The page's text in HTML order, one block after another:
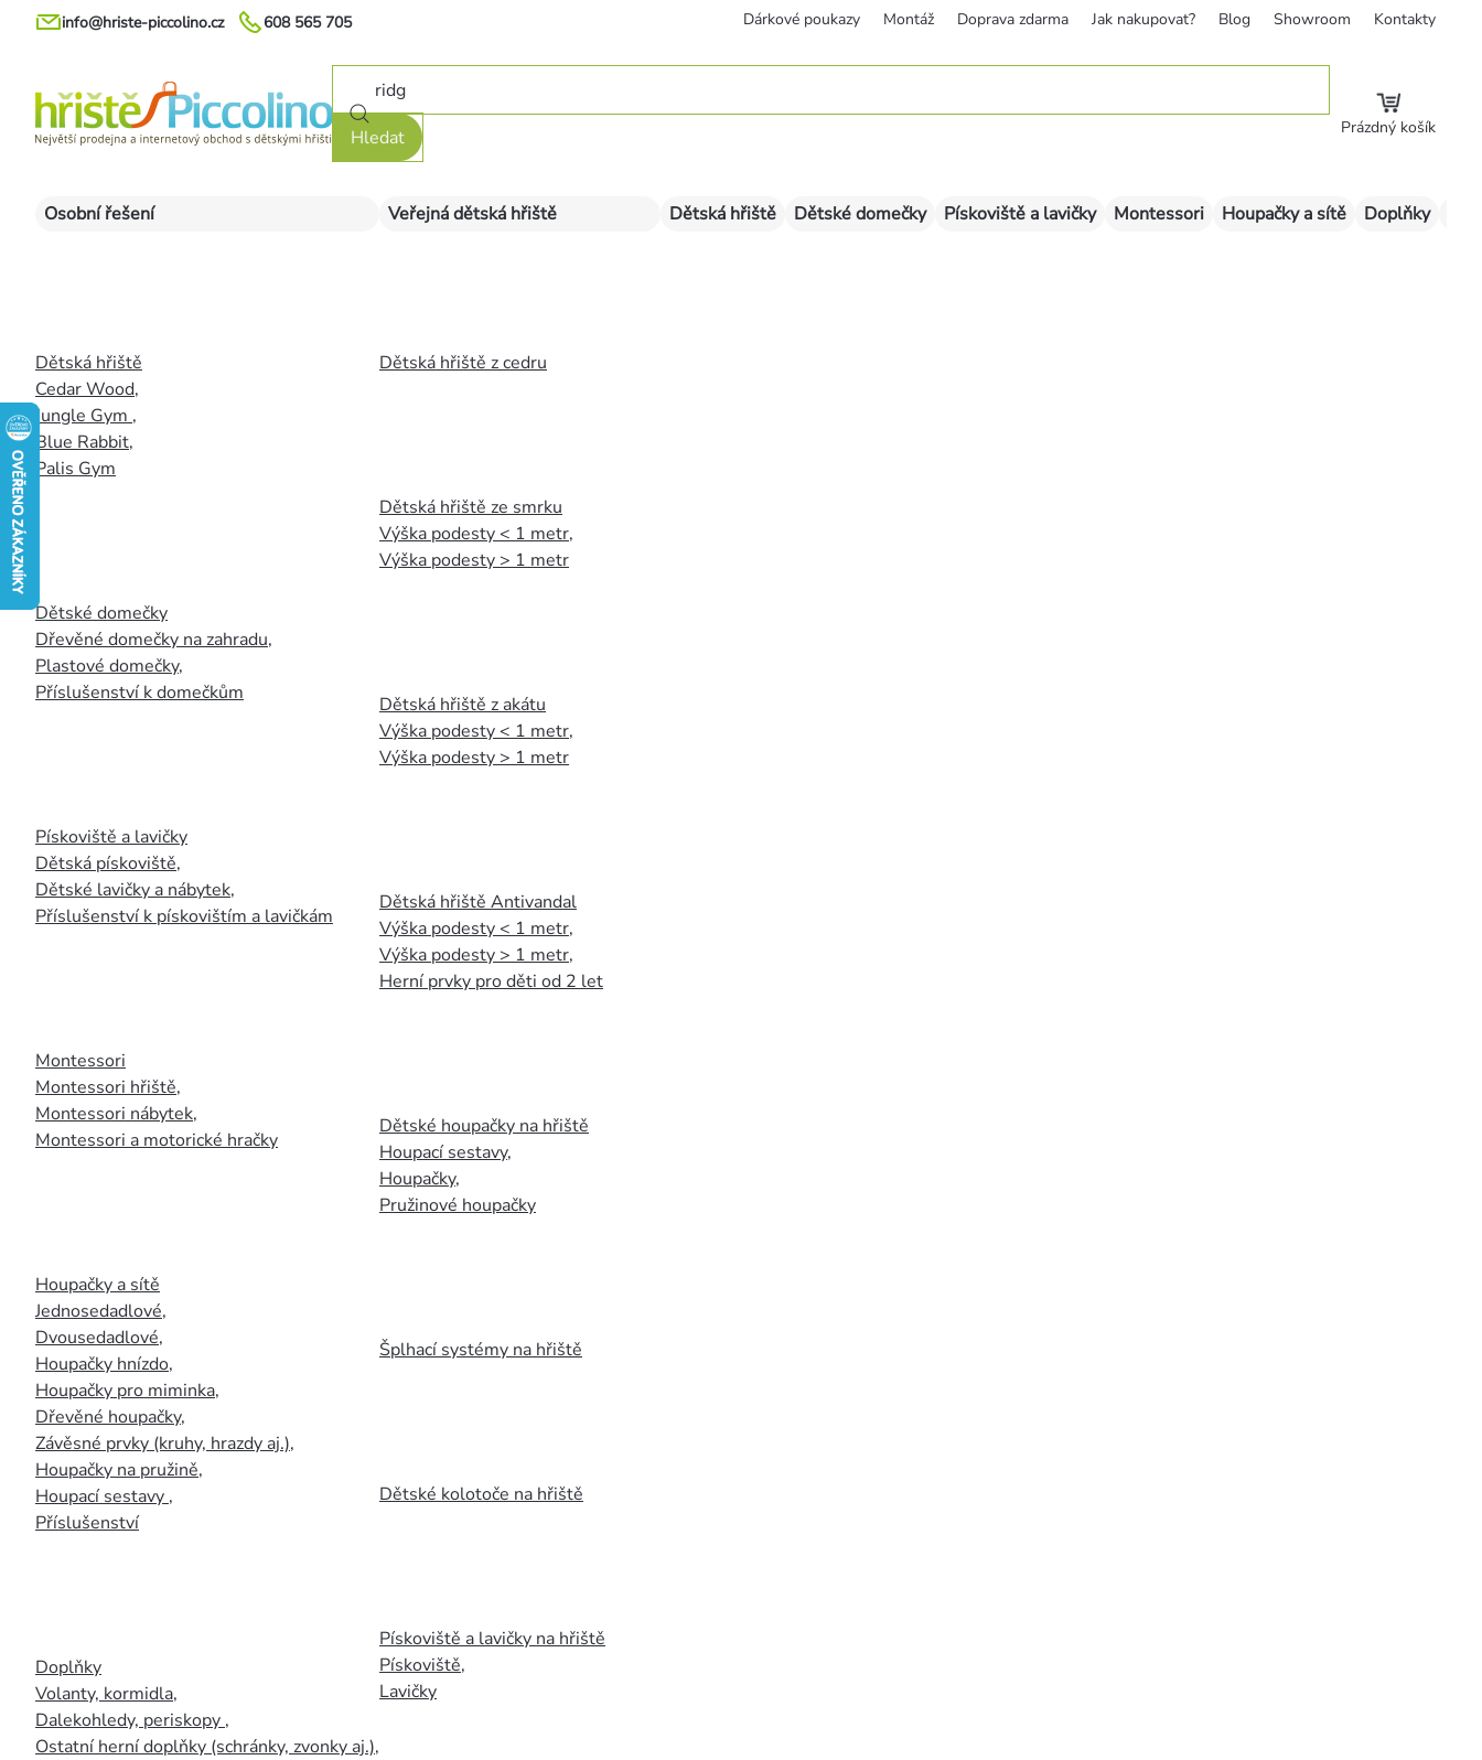
Přejít
608 565 705
info@hriste-piccolino.cz Dárkové poukazy Montáž Doprava zdarma Jak nakupovat? Blog Showroom Kontakty
Hledat Prázdný košík
Osobní řešení
Dětská hřiště
Cedar Wood,
Jungle Gym ,
Blue Rabbit,
Palis Gym
Dětské domečky
Dřevěné domečky na zahradu,
Plastové domečky,
Příslušenství k domečkům
Pískoviště a lavičky
Dětská pískoviště,
Dětské lavičky a nábytek,
Příslušenství k pískovištím a lavičkám
Montessori
Montessori hřiště,
Montessori nábytek,
Montessori a motorické hračky
Houpačky a sítě
Jednosedadlové,
Dvousedadlové,
Houpačky hnízdo,
Houpačky pro miminka,
Dřevěné houpačky,
Závěsné prvky (kruhy, hrazdy aj.),
Houpačky na pružině,
Houpací sestavy ,
Příslušenství
Doplňky
Volanty, kormidla,
Dalekohledy, periskopy ,
Ostatní herní doplňky (schránky, zvonky aj.),
Veřejná dětská hřiště
Dětská hřiště z cedru
Dětská hřiště ze smrku
Výška podesty < 1 metr,
Výška podesty > 1 metr
Dětská hřiště z akátu
Výška podesty < 1 metr,
Výška podesty > 1 metr
Dětská hřiště Antivandal
Výška podesty < 1 metr,
Výška podesty > 1 metr,
Herní prvky pro děti od 2 let
Dětské houpačky na hřiště
Houpací sestavy,
Houpačky,
Pružinové houpačky
Šplhací systémy na hřiště
Dětské kolotoče na hřiště
Pískoviště a lavičky na hřiště
Pískoviště,
Lavičky
Dětská hřiště Dětské domečky Pískoviště a lavičky Montessori Houpačky a sítě Doplňky